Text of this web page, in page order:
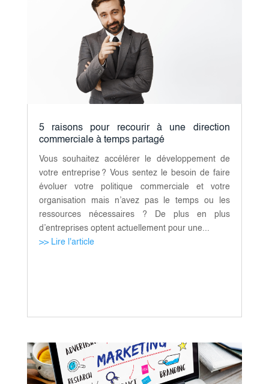
5 raisons pour recourir à une direction
commerciale à temps partagé
Vous souhaitez accélérer le développement de
votre entreprise ? Vous sentez le besoin de faire
évoluer votre politique commerciale et votre
organisation mais n’avez pas le temps ou les
ressources nécessaires ? De plus en plus
d’entreprises optent actuellement pour une...
>> Lire l'article